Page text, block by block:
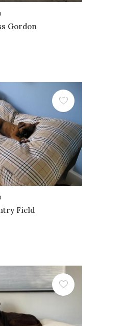
Gordon
Field